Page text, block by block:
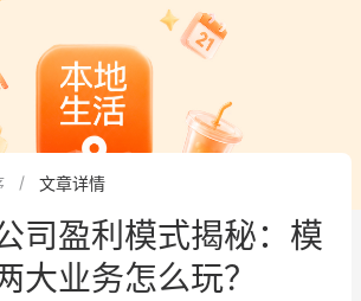
有赞专家说
新零售最佳实践
新零售茶会
文章详情
司盈利模式揭秘：模
大业务怎么玩？